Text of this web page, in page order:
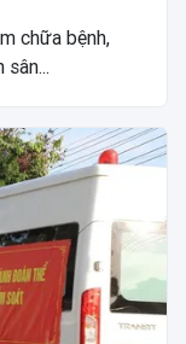
chữa bệnh,